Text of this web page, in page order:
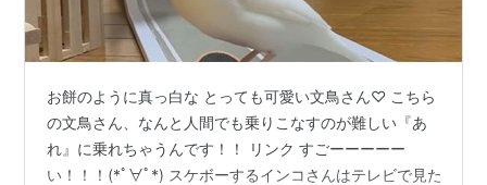
お餅のように真っ白な とっても可愛い文鳥さん♡ こちら
の文鳥さん、なんと人間でも乗りこなすのが難しい『あ
れ』に乗れちゃうんです！！ リンク すごーーーーー
い！！！(*ﾟ∀ﾟ*) スケボーするインコさんはテレビで見た